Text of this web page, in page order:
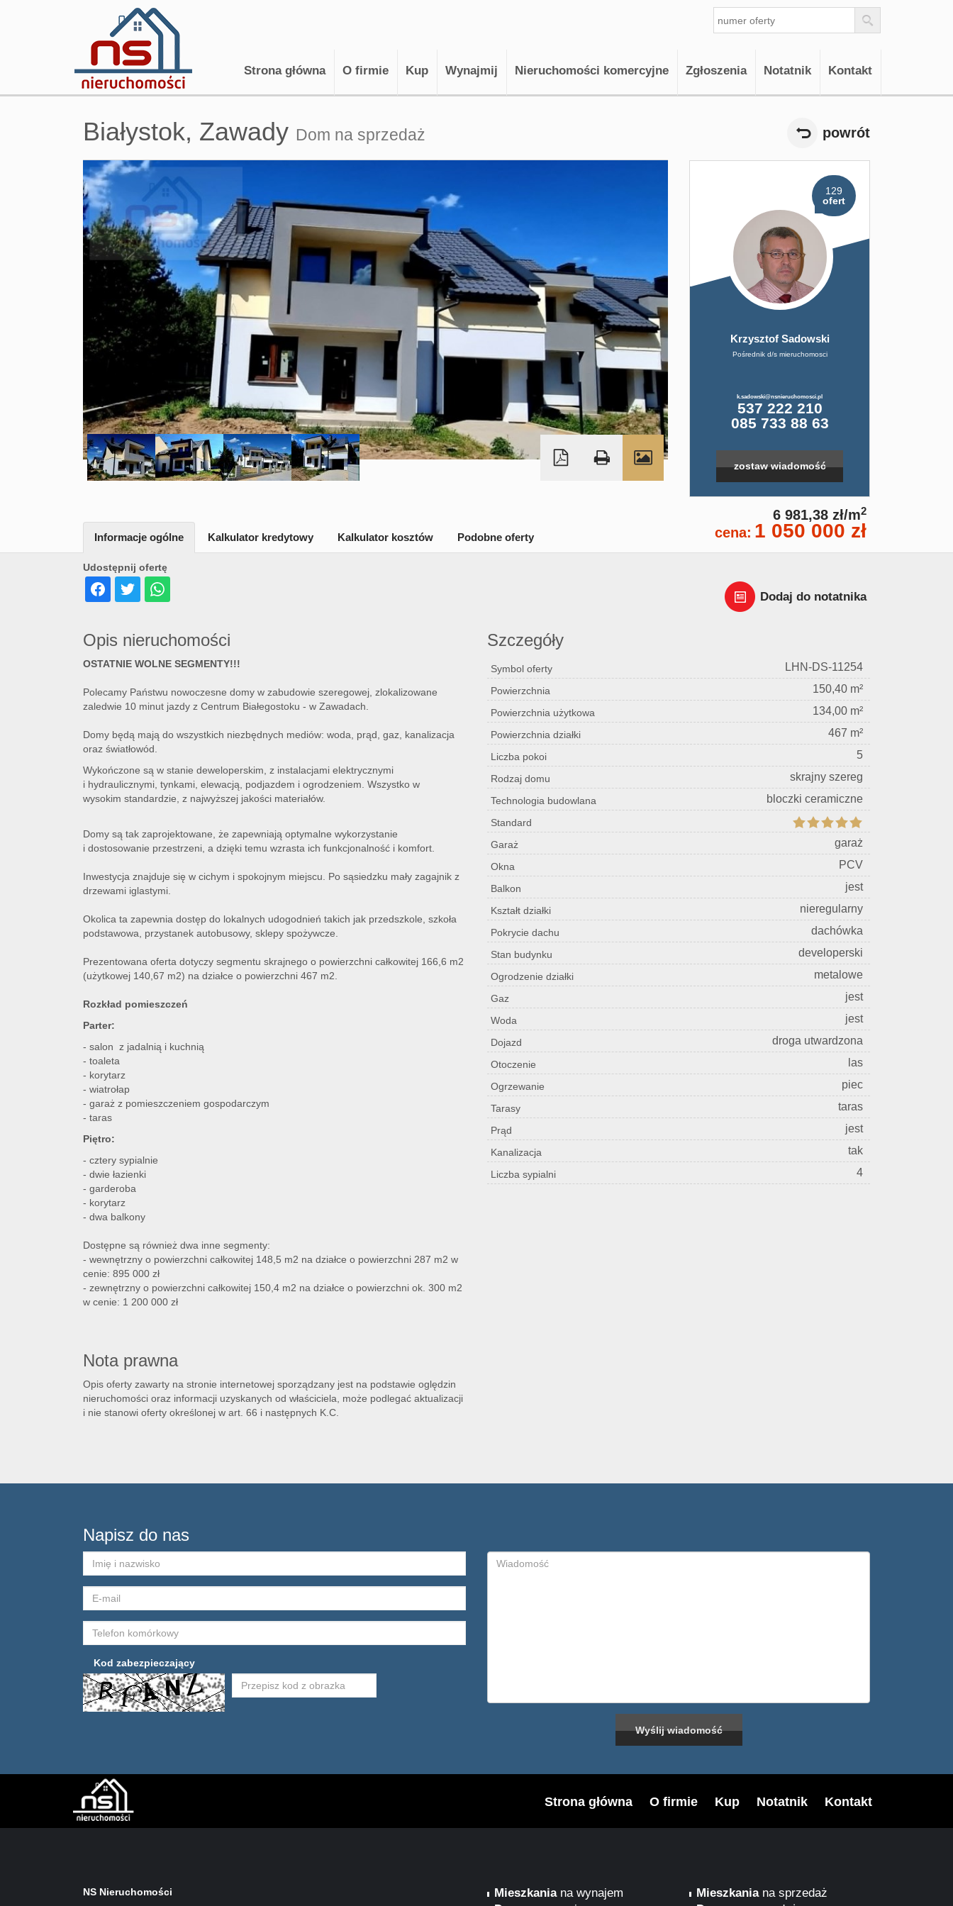
Strona główna O firmie Kup Wynajmij Nieruchomości komercyjne Zgłoszenia Notatnik Kontakt
Białystok, Zawady Dom na sprzedaż powrót
129
ofert
Krzysztof Sadowski
Pośrednik d/s mieruchomosci
k.sadowski@nsnieruchomosci.pl
537 222 210
085 733 88 63
zostaw wiadomość
6 981,38 zł/m2
cena: 1 050 000 zł
Dodaj do notatnika
Udostępnij ofertę
Informacje ogólne Kalkulator kredytowy Kalkulator kosztów Podobne oferty
Opis nieruchomości
OSTATNIE WOLNE SEGMENTY!!!
Polecamy Państwu nowoczesne domy w zabudowie szeregowej, zlokalizowane
zaledwie 10 minut jazdy z Centrum Białegostoku - w Zawadach.
Domy będą mają do wszystkich niezbędnych mediów: woda, prąd, gaz, kanalizacja
oraz światłowód.
Wykończone są w stanie deweloperskim, z instalacjami elektrycznymi
i hydraulicznymi, tynkami, elewacją, podjazdem i ogrodzeniem. Wszystko w
wysokim standardzie, z najwyższej jakości materiałów.
Domy są tak zaprojektowane, że zapewniają optymalne wykorzystanie
i dostosowanie przestrzeni, a dzięki temu wzrasta ich funkcjonalność i komfort.
Inwestycja znajduje się w cichym i spokojnym miejscu. Po sąsiedzku mały zagajnik z
drzewami iglastymi.
Okolica ta zapewnia dostęp do lokalnych udogodnień takich jak przedszkole, szkoła
podstawowa, przystanek autobusowy, sklepy spożywcze.
Prezentowana oferta dotyczy segmentu skrajnego o powierzchni całkowitej 166,6 m2
(użytkowej 140,67 m2) na działce o powierzchni 467 m2.
Rozkład pomieszczeń
Parter:
- salon z jadalnią i kuchnią
- toaleta
- korytarz
- wiatrołap
- garaż z pomieszczeniem gospodarczym
- taras
Piętro:
- cztery sypialnie
- dwie łazienki
- garderoba
- korytarz
- dwa balkony
Dostępne są również dwa inne segmenty:
- wewnętrzny o powierzchni całkowitej 148,5 m2 na działce o powierzchni 287 m2 w
cenie: 895 000 zł
- zewnętrzny o powierzchni całkowitej 150,4 m2 na działce o powierzchni ok. 300 m2
w cenie: 1 200 000 zł
Nota prawna
Opis oferty zawarty na stronie internetowej sporządzany jest na podstawie oględzin
nieruchomości oraz informacji uzyskanych od właściciela, może podlegać aktualizacji
i nie stanowi oferty określonej w art. 66 i następnych K.C.
Szczegóły
Symbol oferty LHN-DS-11254
Powierzchnia 150,40 m²
Powierzchnia użytkowa 134,00 m²
Powierzchnia działki 467 m²
Liczba pokoi 5
Rodzaj domu skrajny szereg
Technologia budowlana bloczki ceramiczne
Standard
Garaż
garaż
Okna PCV
Balkon jest
Kształt działki nieregularny
Pokrycie dachu dachówka
Stan budynku developerski
Ogrodzenie działki metalowe
Gaz jest
Woda jest
Dojazd droga utwardzona
Otoczenie las
Ogrzewanie piec
Tarasy taras
Prąd jest
Kanalizacja tak
Liczba sypialni 4
Napisz do nas
Kod zabezpieczający
Strona główna O firmie Kup Notatnik Kontakt
NS Nieruchomości Mieszkaniana wynajem
Mieszkaniana sprzedaż